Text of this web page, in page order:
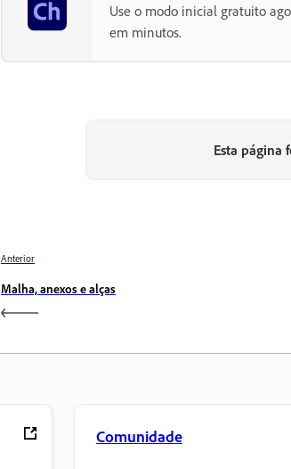
Use o modo inicial gratuito
em minutos.
Esta página
Anterior
Malha, anexos e alças
Comunidade